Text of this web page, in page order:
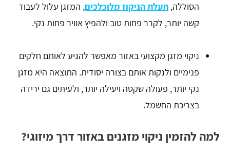
הסוללה, תעלת הניקוז מלוכלכים, המזגן עלול לעבוד
קשה יותר, לקרר פחות טוב ולהפיץ אוויר פחות נקי.
ניקוי מזגן מקצועי באזור מאפשר להגיע לאותם חלקים
פנימיים ולנקות אותם בצורה יסודית. התוצאה היא מזגן
נקי יותר, פעולה שקטה ויעילה יותר, ולעיתים גם ירידה
בצריכת החשמל.
למה להזמין ניקוי מזגנים באזור דרך מיזוגי?